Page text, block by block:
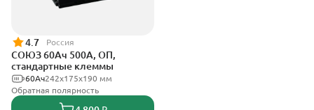
4.7 Россия
СОЮЗ 60Ач 500А, ОП,
стандартные клеммы
242x175x190 мм
60Ач
Обратная полярность